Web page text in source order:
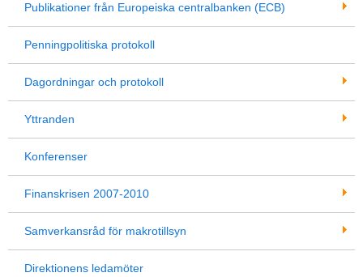
Publikationer från Europeiska centralbanken (ECB)
Penningpolitiska protokoll
Dagordningar och protokoll
Yttranden
Konferenser
Finanskrisen 2007-2010
Samverkansråd för makrotillsyn
Direktionens ledamöter